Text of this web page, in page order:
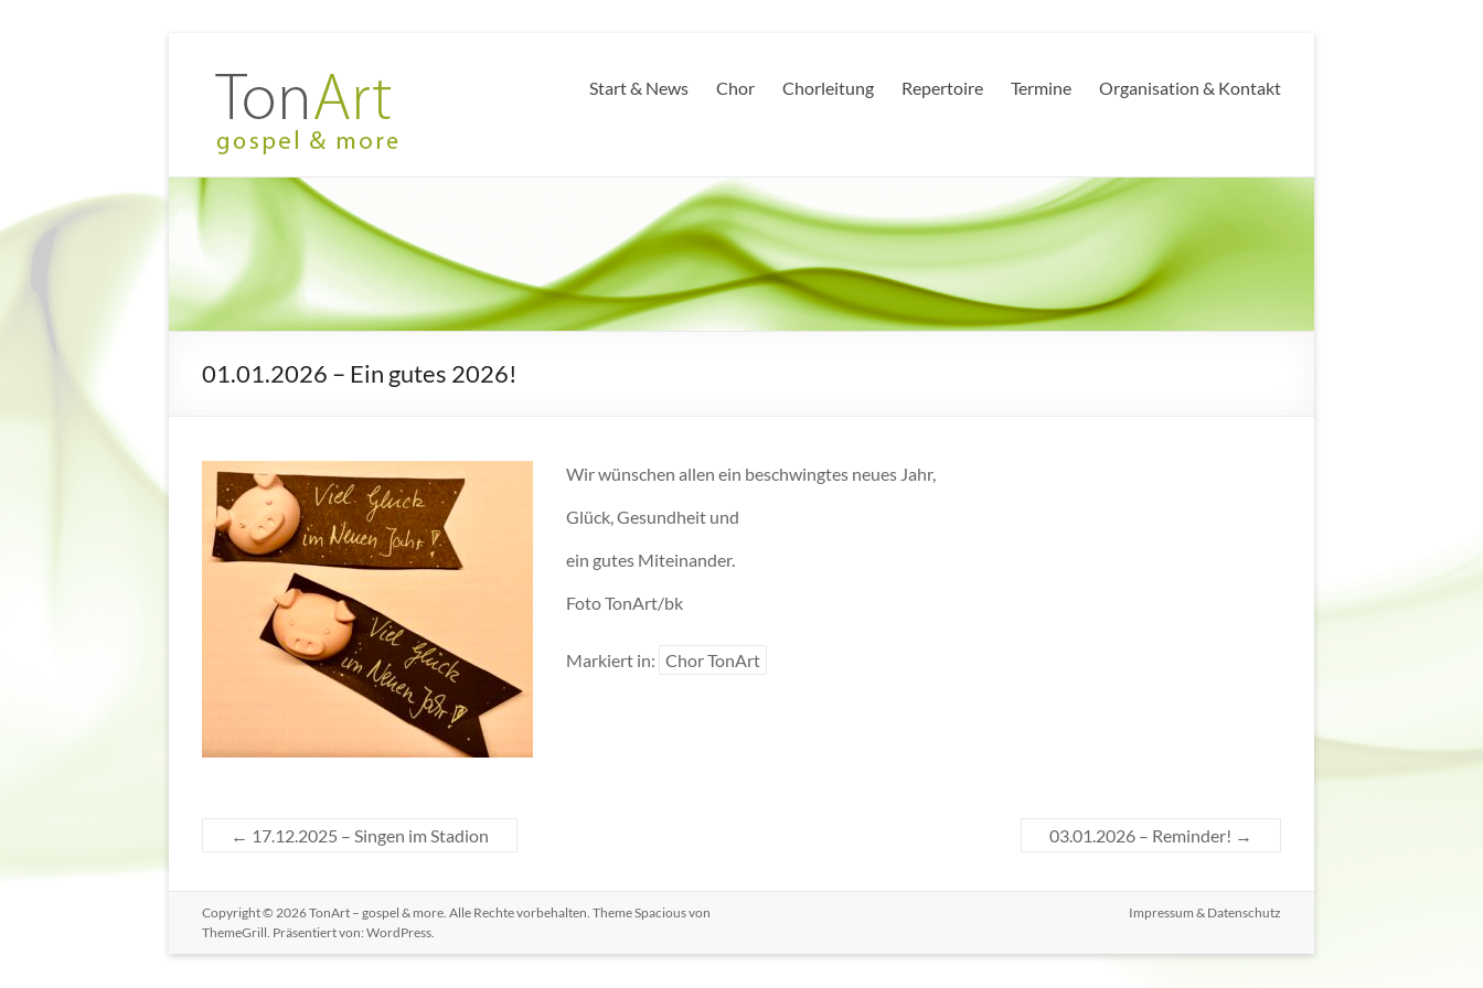
TonArt
gospel
&
more
Mein Chor
Hannover-
Linden
Start & News Chor Chorleitung Repertoire Termine Organisation & Kontakt
01.01.2026 – Ein gutes 2026!
Wir wünschen allen ein beschwingtes neues Jahr,
Glück, Gesundheit und
ein gutes Miteinander.
Foto TonArt/bk
Markiert in: Chor TonArt
← 17.12.2025 – Singen im Stadion 03.01.2026 – Reminder! →
Copyright © 2026TonArt – gospel & more. Alle Rechte vorbehalten. ThemeSpaciousvon
ThemeGrill. Präsentiert von: WordPress.
Impressum & Datenschutz